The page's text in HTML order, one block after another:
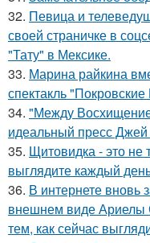
32. Певица и
своей страничке в
"Тату" в Мексике.
33. Марина райкина
спектакль
34. "Между
идеальный пресс
35. Щитовидка - это не
выглядите каждый
36. В интернете вновь
внешнем виде
тем, как сейчас